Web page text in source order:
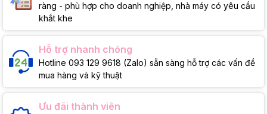
ràng - phù hợp cho doanh nghiệp, nhà máy có yêu cầu
khắt khe
Hỗ trợ nhanh chóng
Hotline 093 129 9618 (Zalo) sẵn sàng hỗ trợ các vấn đề
mua hàng và kỹ thuật
Ưu đãi thành viên